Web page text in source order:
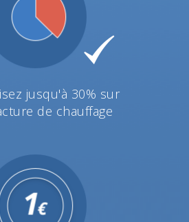
jusqu'à 30% sur
de chauffage